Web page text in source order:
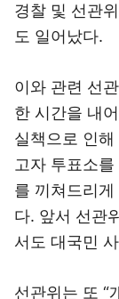
경찰 및 선관
도 일어났다.
이와 관련 선
한 시간을 내
실책으로 인
고자 투표소
를 끼쳐드리
다. 앞서 선관
서도 대국민
선관위는 또 “